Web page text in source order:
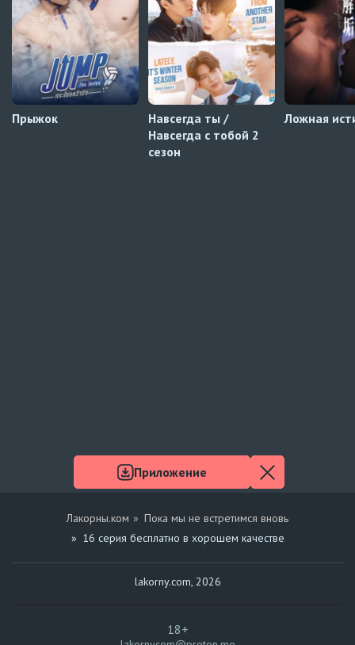
Прыжок
Навсегда ты /
Навсегда с тобой 2
сезон
Ложная
Лакорны.ком
Пока мы не встретимся вновь
16 серия бесплатно в хорошем качестве
lakorny.com, 2026
18+
Приложение